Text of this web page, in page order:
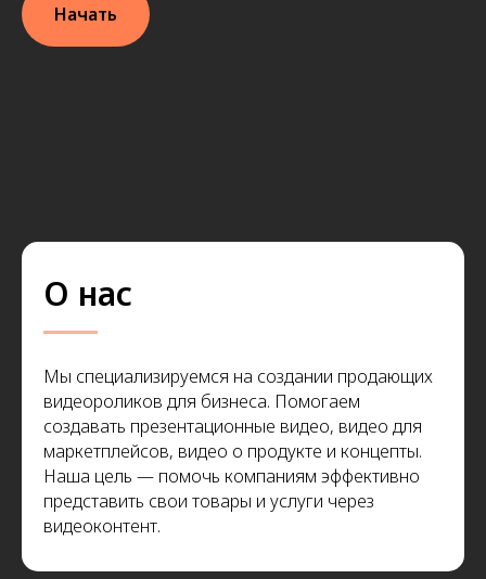
Начать
О нас
Мы специализируемся на создании продающих
видеороликов для бизнеса. Помогаем
создавать презентационные видео, видео для
маркетплейсов, видео о продукте и концепты.
Наша цель — помочь компаниям эффективно
представить свои товары и услуги через
видеоконтент.